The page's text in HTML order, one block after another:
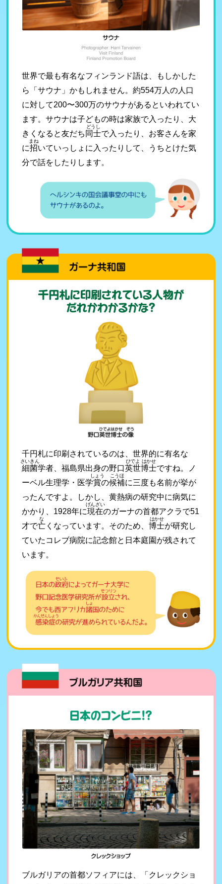
世界で最も有名なフィンランド語は、もしかした
ら「サウナ」かもしれません。約554万人の人口
に対して200〜300万のサウナがあるといわれてい
ます。サウナは子どもの時は家族で入ったり、大
きくなると友だち 同士
どうし
で入ったり、お客さんを家
に招
まね
いていっしょに入ったりして、うちとけた気
分で話をしたりします。
千円札に印刷されているのは、世界的に有名な
細菌
さいきん
学者、福島県出身の野口英世
ひでよ
博士
はかせ
ですね。ノ
ーベル生理学・医学賞
しょう
の候補
こうほ
に三度も名前が挙が
ったんですよ。しかし、黄熱病の研究中に病気に
かかり、1928年に現在
げんざい
のガーナの首都アクラで51
才で亡
な
くなっています。そのため、博士
はかせ
が研究し
ていたコレブ病院に記念館と日本庭園が残されて
います。
ブルガリアの首都ソフィアには、「クレックショ